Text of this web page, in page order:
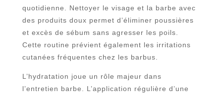
quotidienne. Nettoyer le visage et la barbe avec
des produits doux permet d’éliminer poussières
et excès de sébum sans agresser les poils.
Cette routine prévient également les irritations
cutanées fréquentes chez les barbus.
L’hydratation joue un rôle majeur dans
l’entretien barbe. L’application régulière d’une